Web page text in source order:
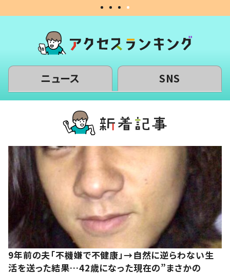
ニュース SNS
9年前の夫「不機嫌で不健康」→自然に逆らわない生
活を送った結果…42歳になった現在の”まさかの